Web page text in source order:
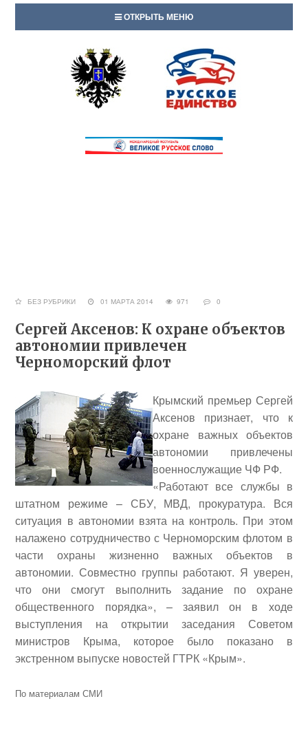
ОТКРЫТЬ МЕНЮ
БЕЗ РУБРИКИ 01 МАРТА 2014 971 0
Сергей Аксенов: К охране объектов
автономии привлечен
Черноморский флот
Крымский премьер Сергей
Аксенов признает, что к
охране важных объектов
автономии привлечены
военнослужащие ЧФ РФ.
«Работают все службы в
штатном режиме – СБУ, МВД, прокуратура. Вся
ситуация в автономии взята на контроль. При этом
налажено сотрудничество с Черноморским флотом в
части охраны жизненно важных объектов в
автономии. Совместно группы работают. Я уверен,
что они смогут выполнить задание по охране
общественного порядка», – заявил он в ходе
выступления на открытии заседания Советом
министров Крыма, которое было показано в
экстренном выпуске новостей ГТРК «Крым».
По материалам СМИ